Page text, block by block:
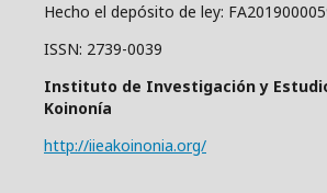
Hecho el depósito de ley:
ISSN: 2739-0039
Instituto de Investigación y
Koinonía
http://iieakoinonia.org/